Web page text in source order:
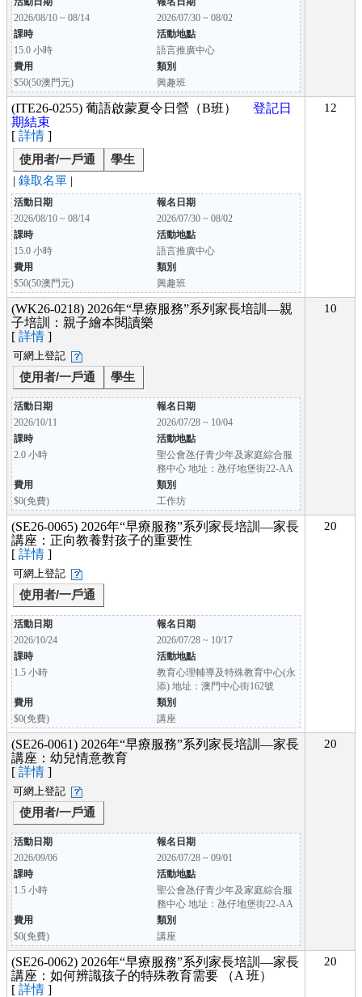
2026/08/10 ~ 08/14
2026/07/30 ~ 08/02
課時
活動地點
15.0 小時
語言推廣中心
費用
類別
$50(50澳門元)
興趣班
(ITE26-0255) 葡語啟蒙夏令日營（B班） 登記日
期結束
[ 詳情 ]
使用者/一戶通
學生
| 錄取名單 |
活動日期
報名日期
2026/08/10 ~ 08/14
2026/07/30 ~ 08/02
課時
活動地點
15.0 小時
語言推廣中心
費用
類別
$50(50澳門元)
興趣班
12
(WK26-0218) 2026年“早療服務”系列家長培訓—親
子培訓：親子繪本閱讀樂
[ 詳情 ]
可網上登記
使用者/一戶通 學生
活動日期
報名日期
2026/10/11
2026/07/28 ~ 10/04
課時
活動地點
2.0 小時
聖公會氹仔青少年及家庭綜合服
務中心 地址：氹仔地堡街22-AA
費用
類別
$0(免費)
工作坊
10
(SE26-0065) 2026年“早療服務”系列家長培訓—家長
講座：正向教養對孩子的重要性
[ 詳情 ]
可網上登記
使用者/一戶通
活動日期
報名日期
2026/10/24
2026/07/28 ~ 10/17
課時
活動地點
1.5 小時
教育心理輔導及特殊教育中心(永
添) 地址：澳門中心街162號
費用
類別
$0(免費)
講座
20
(SE26-0061) 2026年“早療服務”系列家長培訓—家長
講座：幼兒情意教育
[ 詳情 ]
可網上登記
使用者/一戶通
活動日期
報名日期
2026/09/06
2026/07/28 ~ 09/01
課時
活動地點
1.5 小時
聖公會氹仔青少年及家庭綜合服
務中心 地址：氹仔地堡街22-AA
費用
類別
$0(免費)
講座
20
(SE26-0062) 2026年“早療服務”系列家長培訓—家長
講座：如何辨識孩子的特殊教育需要 （A 班）
[ 詳情 ]
20